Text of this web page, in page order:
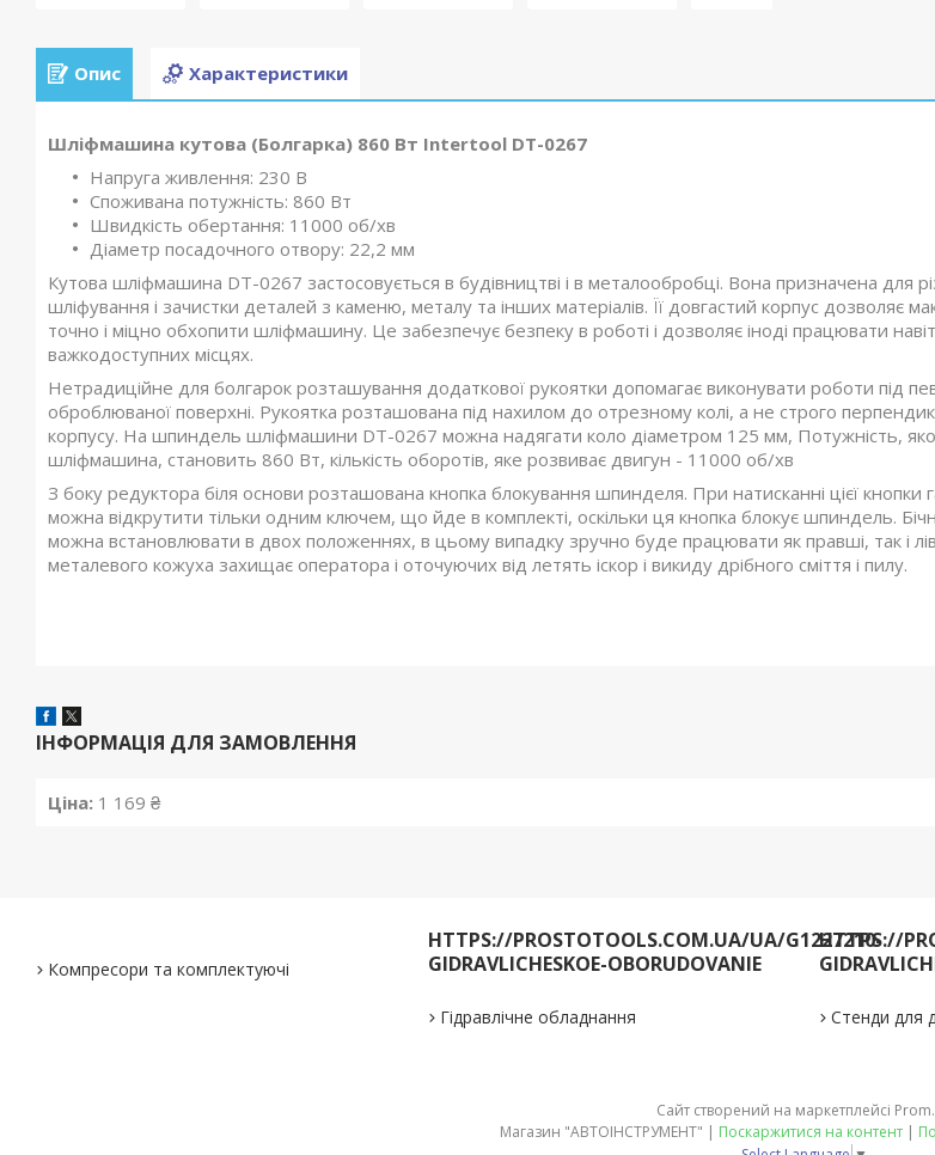
Опис Характеристики
Шліфмашина кутова (Болгарка) 860 Вт Intertool DT-0267
Напруга живлення: 230 В
Споживана потужність: 860 Вт
Швидкість обертання: 11000 об/хв
Діаметр посадочного отвору: 22,2 мм
Кутова шліфмашина DT-0267 застосовується в будівництві і в металообробці. Вона призначена для
шліфування і зачистки деталей з каменю, металу та інших матеріалів. Її довгастий корпус дозволяє
точно і міцно обхопити шліфмашину. Це забезпечує безпеку в роботі і дозволяє іноді працювати
важкодоступних місцях.
Нетрадиційне для болгарок розташування додаткової рукоятки допомагає виконувати роботи під
оброблюваної поверхні. Рукоятка розташована під нахилом до отрезному колі, а не строго
корпусу. На шпиндель шліфмашини DT-0267 можна надягати коло діаметром 125 мм, Потужність,
шліфмашина, становить 860 Вт, кількість оборотів, яке розвиває двигун - 11000 об/хв
З боку редуктора біля основи розташована кнопка блокування шпинделя. При натисканні цієї кнопки
можна відкрутити тільки одним ключем, що йде в комплекті, оскільки ця кнопка блокує шпиндель.
можна встановлювати в двох положеннях, в цьому випадку зручно буде працювати як правші, так і
металевого кожуха захищає оператора і оточуючих від летять іскор і викиду дрібного сміття і пилу.
ІНФОРМАЦІЯ ДЛЯ ЗАМОВЛЕННЯ
Ціна: 1 169 ₴
Компресори та комплектуючі
HTTPS://PROSTOTOOLS.COM.UA/UA/G1227210-
GIDRAVLICHESKOE-OBORUDOVANIE
Гідравлічне обладнання
HTTPS://
Стенди для
Сайт створений на маркетплейсі
Магазин "АВТОІНСТРУМЕНТ" | Поскаржитися на контент |